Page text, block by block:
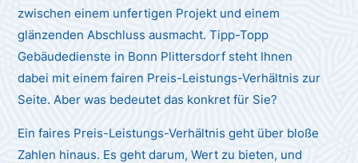
zwischen einem unfertigen Projekt und einem
glänzenden Abschluss ausmacht. Tipp-Topp
Gebäudedienste in Bonn Plittersdorf steht Ihnen
dabei mit einem fairen Preis-Leistungs-Verhältnis zur
Seite. Aber was bedeutet das konkret für Sie?
Ein faires Preis-Leistungs-Verhältnis geht über bloße
Zahlen hinaus. Es geht darum, Wert zu bieten, und